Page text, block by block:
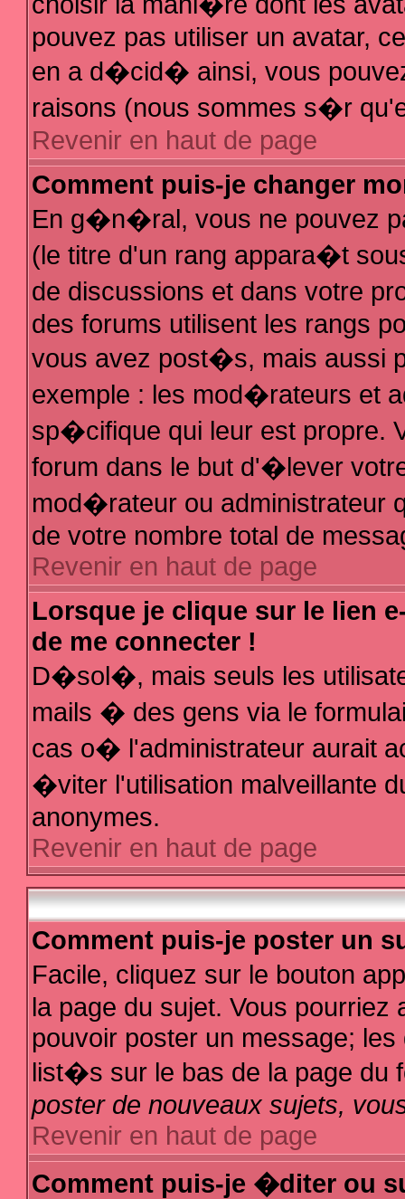
pouvez pas utiliser un avatar,
en a d�cid� ainsi, vous
raisons (nous sommes s�r
Revenir en haut de page
Comment puis-je changer
En g�n�ral, vous ne pouvez
(le titre d'un rang appara�t
de discussions et dans votre
des forums utilisent les rangs
vous avez post�s, mais aussi
exemple : les mod�rateurs et
sp�cifique qui leur est propre.
forum dans le but d'�lever
mod�rateur ou administrateur
de votre nombre total de
Revenir en haut de page
Lorsque je clique sur le lien
de me connecter !
D�sol�, mais seuls les
mails � des gens via le
cas o� l'administrateur aurait
�viter l'utilisation malveillante
anonymes.
Revenir en haut de page
Comment puis-je poster un
Facile, cliquez sur le bouton
la page du sujet. Vous
pouvoir poster un message;
list�s sur le bas de la page du
poster de nouveaux sujets,
Revenir en haut de page
Comment puis-je �diter ou